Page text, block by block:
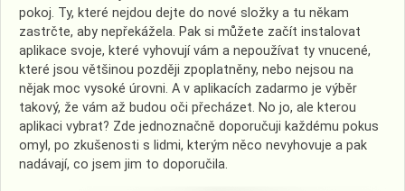
pokoj. Ty, které nejdou dejte do nové složky a tu někam
zastrčte, aby nepřekážela. Pak si můžete začít instalovat
aplikace svoje, které vyhovují vám a nepoužívat ty vnucené,
které jsou většinou později zpoplatněny, nebo nejsou na
nějak moc vysoké úrovni. A v aplikacích zadarmo je výběr
takový, že vám až budou oči přecházet. No jo, ale kterou
aplikaci vybrat? Zde jednoznačně doporučuji každému pokus
omyl, po zkušenosti s lidmi, kterým něco nevyhovuje a pak
nadávají, co jsem jim to doporučila.